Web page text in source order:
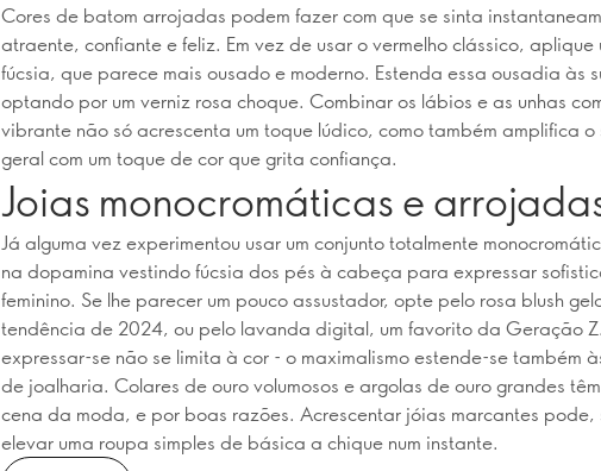
Cores de batom arrojadas podem fazer com que se sinta
atraente, confiante e feliz. Em vez de usar o vermelho clássico, aplique
fúcsia, que parece mais ousado e moderno. Estenda essa ousadia às
optando por um verniz rosa choque. Combinar os lábios e as unhas
vibrante não só acrescenta um toque lúdico, como também amplifica o
geral com um toque de cor que grita confiança.
Joias monocromáticas e
Já alguma vez experimentou usar um conjunto totalmente
na dopamina vestindo fúcsia dos pés à cabeça para expressar
feminino. Se lhe parecer um pouco assustador, opte pelo rosa blush
tendência de 2024, ou pelo lavanda digital, um favorito da Geração
expressar-se não se limita à cor - o maximalismo estende-se também
de joalharia. Colares de ouro volumosos e argolas de ouro grandes
cena da moda, e por boas razões. Acrescentar jóias marcantes pode,
elevar uma roupa simples de básica a chique num instante.